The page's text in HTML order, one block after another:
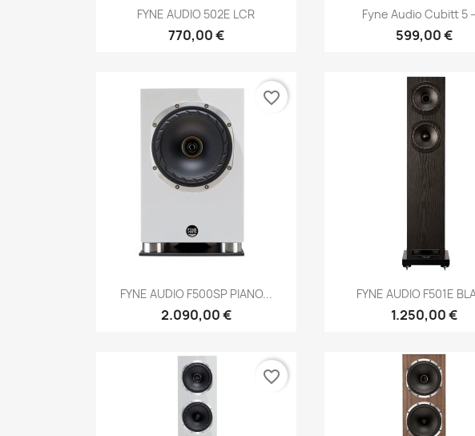
Anteprima
FYNE AUDIO 502E LCR
770,00 €
Anteprima
Fyne Audio Cubitt 5
599,00 €
Anteprima
FYNE AUDIO F500SP PIANO...
2.090,00 €
favorite_border
 Anteprima
FYNE AUDIO F501E
1.250,00 €
favorite_border